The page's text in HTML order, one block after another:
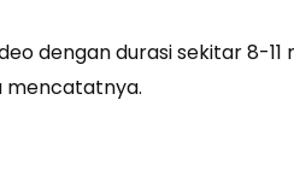
dengan durasi sekitar 8-
mencatatnya.